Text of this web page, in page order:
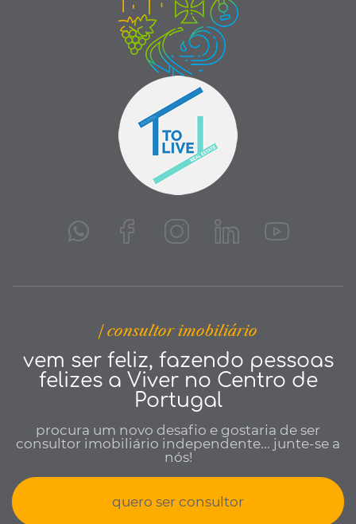
| consultor imobiliário
vem ser feliz, fazendo pessoas
felizes a Viver no Centro de
Portugal
procura um novo desafio e gostaria de ser
consultor imobiliário independente... junte-se a
nós!
quero ser consultor